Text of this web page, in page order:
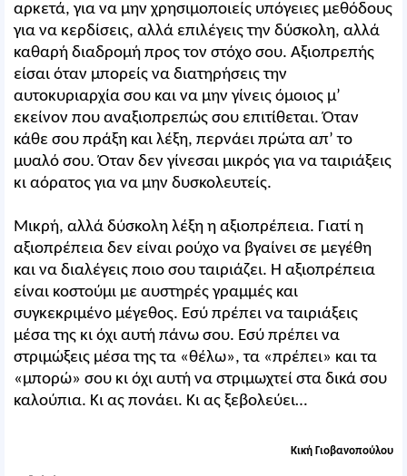
αρκετά, για να μην χρησιμοποιείς υπόγειες μεθόδους
για να κερδίσεις, αλλά επιλέγεις την δύσκολη, αλλά
καθαρή διαδρομή προς τον στόχο σου. Αξιοπρεπής
είσαι όταν μπορείς να διατηρήσεις την
αυτοκυριαρχία σου και να μην γίνεις όμοιος μ’
εκείνον που αναξιοπρεπώς σου επιτίθεται. Όταν
κάθε σου πράξη και λέξη, περνάει πρώτα απ’ το
μυαλό σου. Όταν δεν γίνεσαι μικρός για να ταιριάξεις
κι αόρατος για να μην δυσκολευτείς.
Μικρή, αλλά δύσκολη λέξη η αξιοπρέπεια. Γιατί η
αξιοπρέπεια δεν είναι ρούχο να βγαίνει σε μεγέθη
και να διαλέγεις ποιο σου ταιριάζει. Η αξιοπρέπεια
είναι κοστούμι με αυστηρές γραμμές και
συγκεκριμένο μέγεθος. Εσύ πρέπει να ταιριάξεις
μέσα της κι όχι αυτή πάνω σου. Εσύ πρέπει να
στριμώξεις μέσα της τα «θέλω», τα «πρέπει» και τα
«μπορώ» σου κι όχι αυτή να στριμωχτεί στα δικά σου
καλούπια. Κι ας πονάει. Κι ας ξεβολεύει…
Κική Γιοβανοπούλου